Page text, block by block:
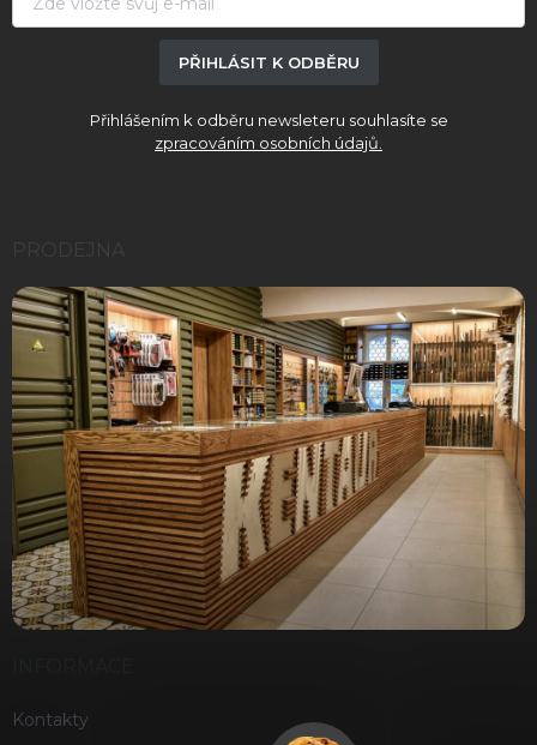
PŘIHLÁSIT K ODBĚRU
Přihlášením k odběru newsleteru souhlasíte se
zpracováním osobních údajů.
PRODEJNA
Kontakty